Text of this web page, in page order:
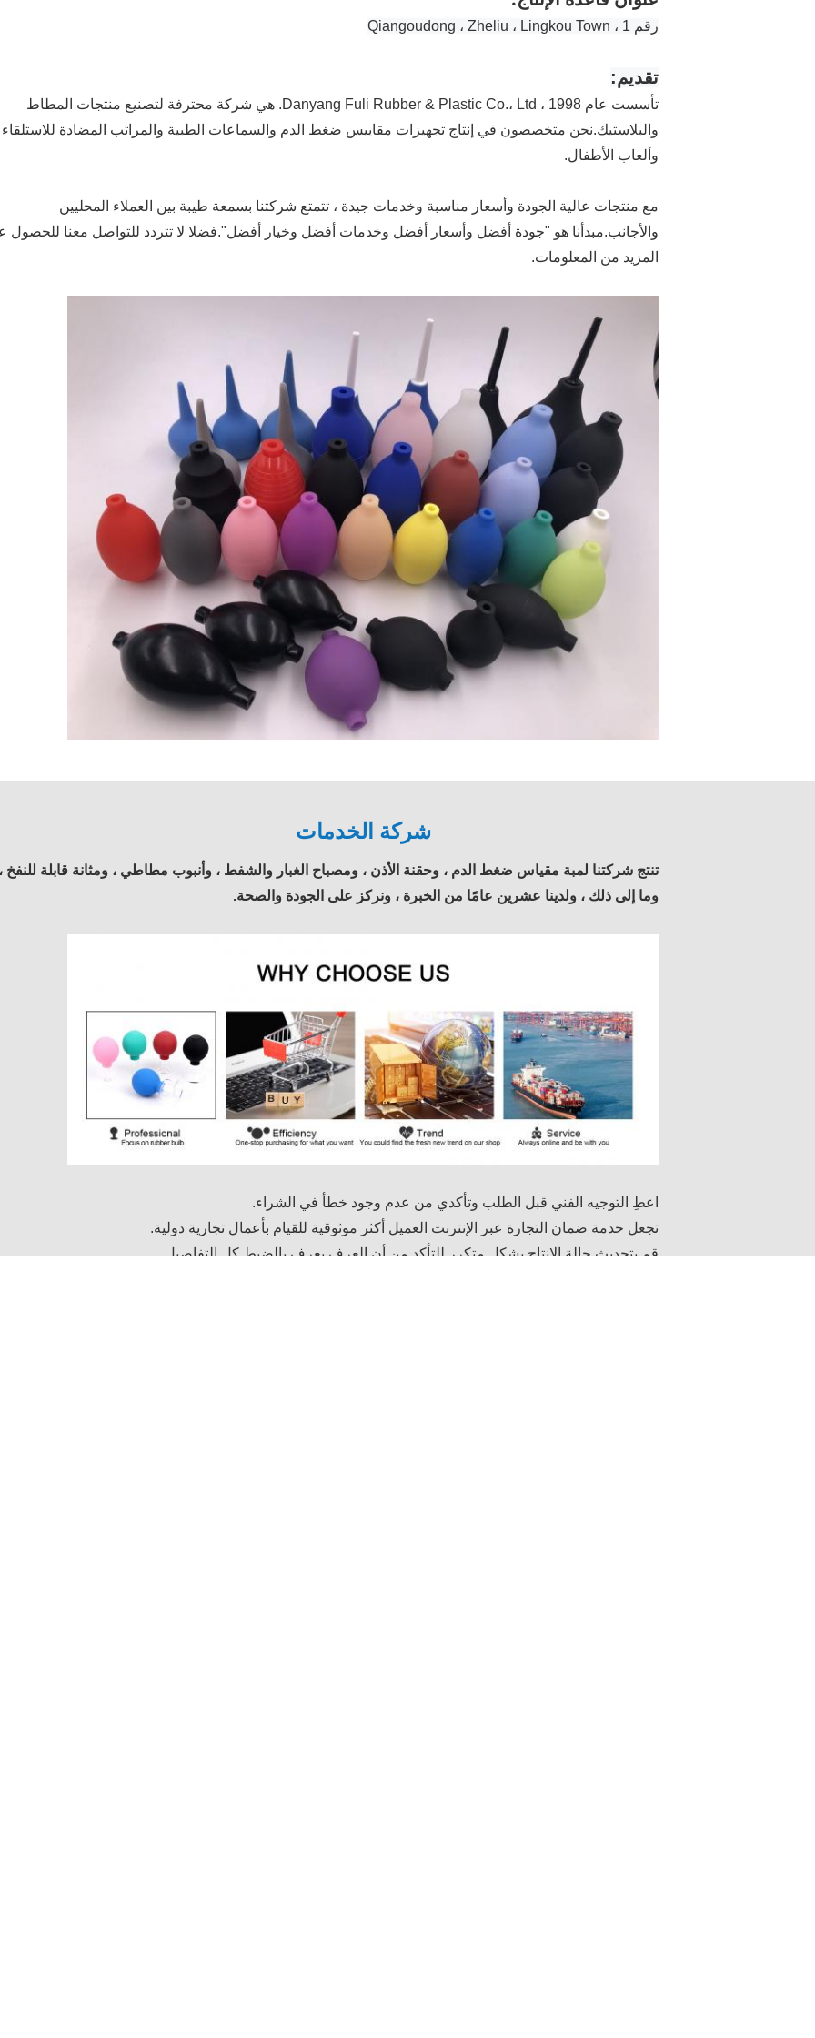
رقم 1 ، Qiangoudong ، Zheliu ، Lingkou Town
تقديم:
تأسست عام 1998 ، Danyang Fuli Rubber & Plastic Co.، Ltd. هي شركة محترفة لتصنيع منتجات المطاط
والبلاستيك.نحن متخصصون في إنتاج تجهيزات مقاييس ضغط الدم والسماعات الطبية والمراتب المضادة للاستلقاء
وألعاب الأطفال.
مع منتجات عالية الجودة وأسعار مناسبة وخدمات جيدة ، تتمتع شركتنا بسمعة طيبة بين العملاء المحليين
والأجانب.مبدأنا هو "جودة أفضل وأسعار أفضل وخدمات أفضل وخيار أفضل".فضلا لا تتردد للتواصل معنا للحصول
المزيد من المعلومات.
شركة الخدمات
تنتج شركتنا لمبة مقياس ضغط الدم ، وحقنة الأذن ، ومصباح الغبار والشفط ، وأنبوب مطاطي ، ومثانة قابلة للنفخ
وما إلى ذلك ، ولدينا عشرين عامًا من الخبرة ، ونركز على الجودة والصحة.
اعطِ التوجيه الفني قبل الطلب وتأكدي من عدم وجود خطأ في الشراء.
تجعل خدمة ضمان التجارة عبر الإنترنت العميل أكثر موثوقية للقيام بأعمال تجارية دولية.
قم بتحديث حالة الإنتاج بشكل متكرر للتأكد من أن العرف يعرف بالضبط كل التفاصيل.